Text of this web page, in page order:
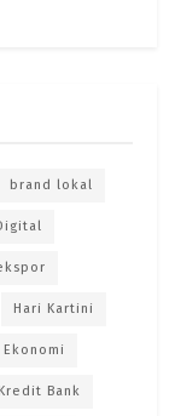
brand lokal
Hari Kartini
Kredit Bank